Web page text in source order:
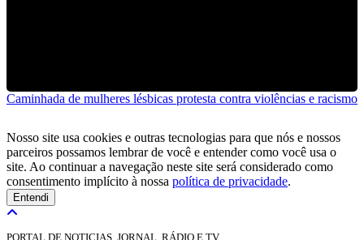
Caminhada de mulheres lésbicas protesta contra violências e racismo
Nosso site usa cookies e outras tecnologias para que nós e nossos
parceiros possamos lembrar de você e entender como você usa o
site. Ao continuar a navegação neste site será considerado como
consentimento implícito à nossa política de privacidade.
Entendi
PORTAL DE NOTICIAS, JORNAL, RÁDIO E TV